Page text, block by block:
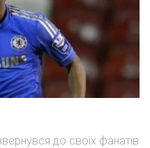
до своїх фанатів